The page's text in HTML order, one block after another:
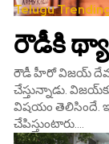
Telugu
రౌడీకి
రౌడీ హీరో విజ‌య్
చేస్తున్నాడు.
విషయం తెలిసిందే.
చేపిస్తుంటారు....